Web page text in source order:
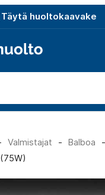
Täytä huoltokaavake
Valmistajat - Balboa -